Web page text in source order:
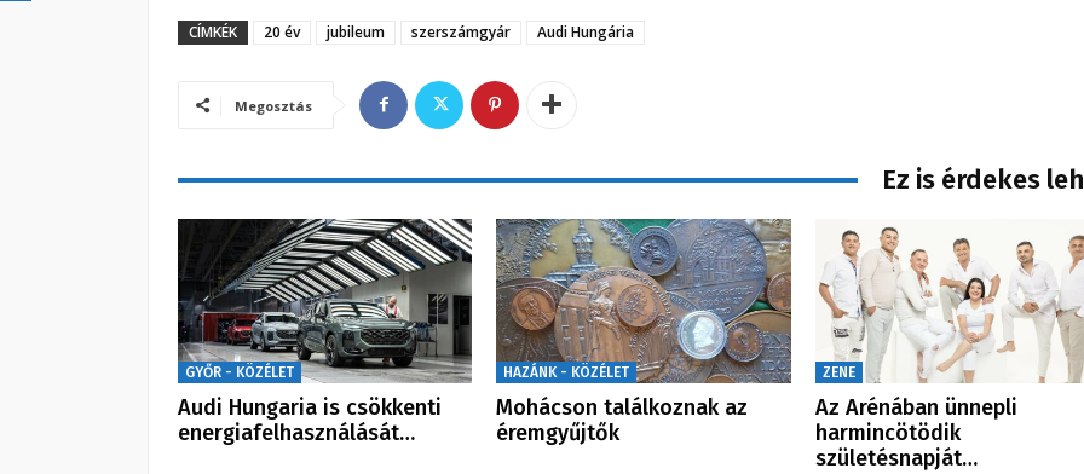
CÍMKÉK 20 év jubileum szerszámgyár Audi Hungária
Megosztás
Ez is érdekes
GYŐR - KÖZÉLET
Audi Hungaria is csökkenti
energiafelhasználását…
HAZÁNK - KÖZÉLET
Mohácson találkoznak az
éremgyűjtők
ZENE
Az Arénában ünnepli
harmincötödik
születésnapját…